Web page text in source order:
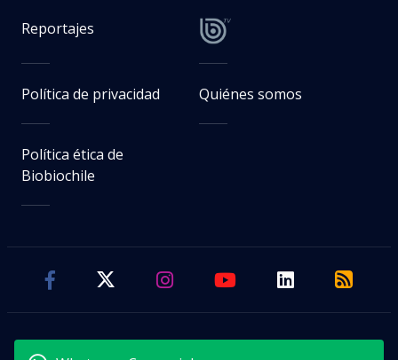
Reportajes
Política de privacidad Quiénes somos
Política ética de
Biobiochile